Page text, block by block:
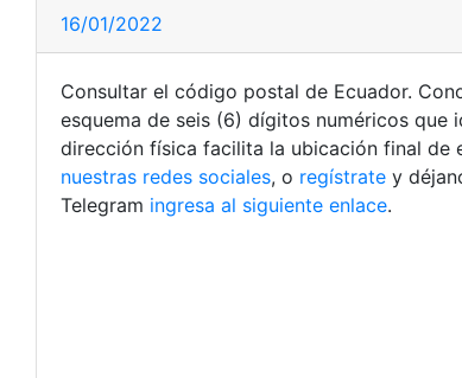
16/01/2022
Consultar el código postal de Ecuador.
esquema de seis (6) dígitos numéricos que
dirección física facilita la ubicación final de
nuestras redes sociales, o regístrate y
Telegram ingresa al siguiente enlace.